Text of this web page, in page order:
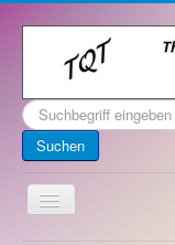
Suchen
...
Suchen
Toggle
Navigation